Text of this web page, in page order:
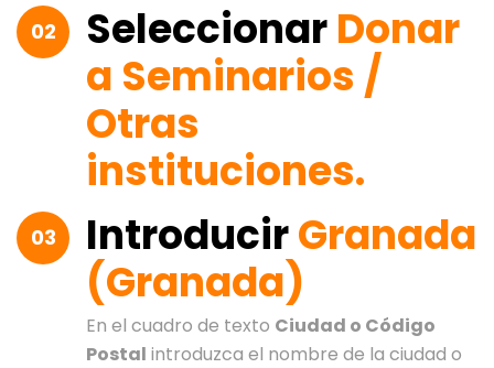
02 SeleccionarDonar
a Seminarios /
Otras
instituciones.
03 IntroducirGranada
(Granada)
En el cuadro de texto Ciudad o Código
Postal introduzca el nombre de la ciudad o